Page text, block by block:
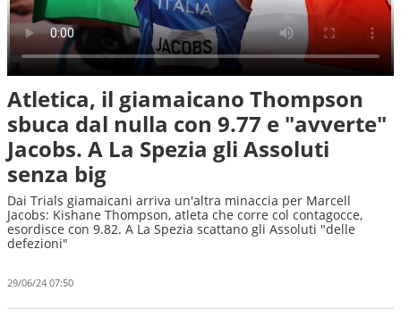
Atletica, il giamaicano Thompson
sbuca dal nulla con 9.77 e "avverte"
Jacobs. A La Spezia gli Assoluti
senza big
Dai Trials giamaicani arriva un'altra minaccia per Marcell
Jacobs: Kishane Thompson, atleta che corre col contagocce,
esordisce con 9.82. A La Spezia scattano gli Assoluti "delle
defezioni"
29/06/24 07:50